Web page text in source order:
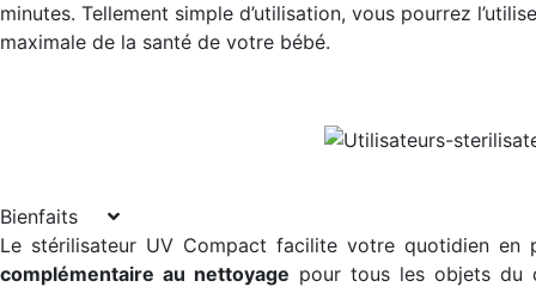
minutes. Tellement simple d’utilisation, vous pourrez
maximale de la santé de votre bébé.
Bienfaits
Le stérilisateur UV Compact facilite votre quotidien en
complémentaire au nettoyage pour tous les objets du